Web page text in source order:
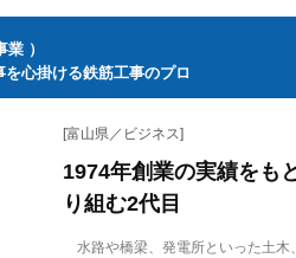
業 ）
心掛ける鉄筋工事のプロ
[富山県／ビジネス]
1974年創業の実績をも
り組む2代目
水路や橋梁、発電所といった土木